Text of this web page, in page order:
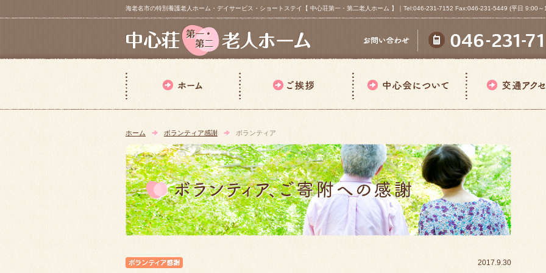
海老名市の特別養護老人ホーム・デイサービス・ショートステイ【 中心荘第一・第二老人ホーム 】｜Tel:046-231-7152 Fax:046-231-5449 (平日 9:00
ホーム ボランティア感謝 ボランティア
2017.9.30